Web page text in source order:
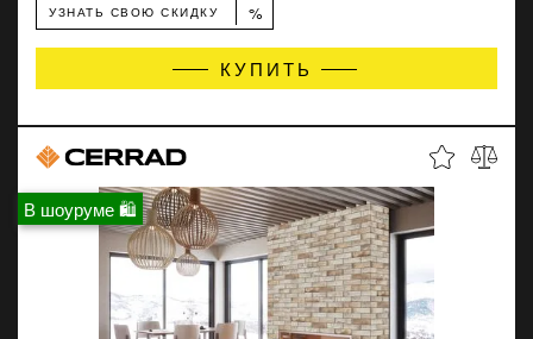
УЗНАТЬ СВОЮ СКИДКУ %
КУПИТЬ
В шоуруме 🛍